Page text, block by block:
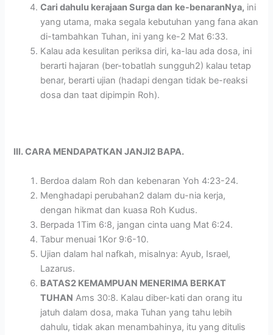
Cari dahulu kerajaan Surga dan ke-benaranNya, ini
yang utama, maka segala kebutuhan yang fana akan
di-tambahkan Tuhan, ini yang ke-2 Mat 6:33.
Kalau ada kesulitan periksa diri, ka-lau ada dosa, ini
berarti hajaran (ber-tobatlah sungguh2) kalau tetap
benar, berarti ujian (hadapi dengan tidak be-reaksi
dosa dan taat dipimpin Roh).
III. CARA MENDAPATKAN JANJI2 BAPA.
Berdoa dalam Roh dan kebenaran Yoh 4:23-24.
Menghadapi perubahan2 dalam du-nia kerja,
dengan hikmat dan kuasa Roh Kudus.
Berpada 1Tim 6:8, jangan cinta uang Mat 6:24.
Tabur menuai 1Kor 9:6-10.
Ujian dalam hal nafkah, misalnya: Ayub, Israel,
Lazarus.
BATAS2 KEMAMPUAN MENERIMA BERKAT
TUHAN Ams 30:8. Kalau diber-kati dan orang itu
jatuh dalam dosa, maka Tuhan yang tahu lebih
dahulu, tidak akan menambahinya, itu yang ditulis